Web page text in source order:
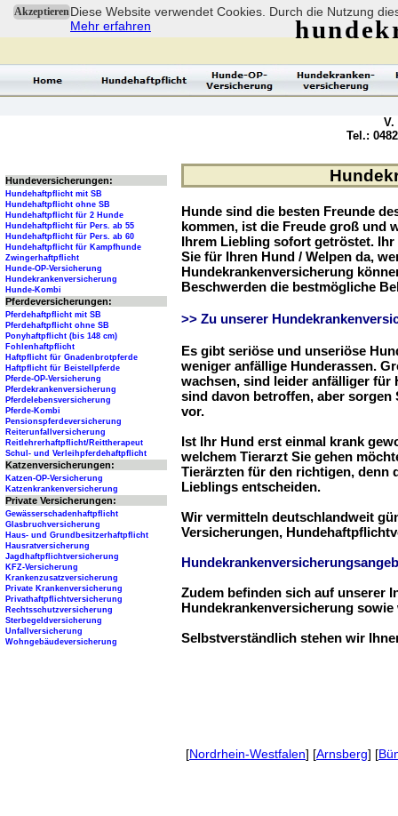
AkzeptierenDiese Website verwendet Cookies. Durch die Nutzung
Mehr erfahren
Hunde sind die besten Freunde
kommen, ist die Freude groß und
Ihrem Liebling sofort getröstet.
Sie für Ihren Hund / Welpen da,
Hundekrankenversicherung
Beschwerden die bestmögliche
>> Zu unserer
Es gibt seriöse und unseriöse
weniger anfällige Hunderassen.
wachsen, sind leider anfälliger für
sind davon betroffen, aber sorgen
vor.
Ist Ihr Hund erst einmal krank
welchem Tierarzt Sie gehen
Tierärzten für den richtigen, denn
Lieblings entscheiden.
Wir vermitteln deutschlandweit
Versicherungen,
Zudem befinden sich auf unserer
Hundekrankenversicherung
Selbstverständlich stehen wir
Hundeversicherungen:
Hundehaftpflicht mit SB
Hundehaftpflicht ohne SB
Hundehaftpflicht für 2 Hunde
Hundehaftpflicht für Pers. ab 55
Hundehaftpflicht für Pers. ab 60
Hundehaftpflicht für Kampfhunde
Zwingerhaftpflicht
Hunde-OP-Versicherung
Hundekrankenversicherung
Hunde-Kombi
Pferdeversicherungen:
Pferdehaftpflicht mit SB
Pferdehaftpflicht ohne SB
Ponyhaftpflicht (bis 148 cm)
Fohlenhaftpflicht
Haftpflicht für Gnadenbrotpferde
Haftpflicht für Beistellpferde
Pferde-OP-Versicherung
Pferdekrankenversicherung
Pferdelebensversicherung
Pferde-Kombi
Pensionspferdeversicherung
Reiterunfallversicherung
Reitlehrerhaftpflicht/Reittherapeut
Schul- und Verleihpferdehaftpflicht
Katzenversicherungen:
Katzen-OP-Versicherung
Katzenkrankenversicherung
Private Versicherungen:
Gewässerschadenhaftpflicht
Glasbruchversicherung
Haus- und Grundbesitzerhaftpflicht
Hausratversicherung
Jagdhaftpflichtversicherung
KFZ-Versicherung
Krankenzusatzversicherung
Private Krankenversicherung
Privathaftpflichtversicherung
Rechtsschutzversicherung
Sterbegeldversicherung
Unfallversicherung
Wohngebäudeversicherung
V.
Tel.:
[Nordrhein-Westfalen] [Arnsberg] [